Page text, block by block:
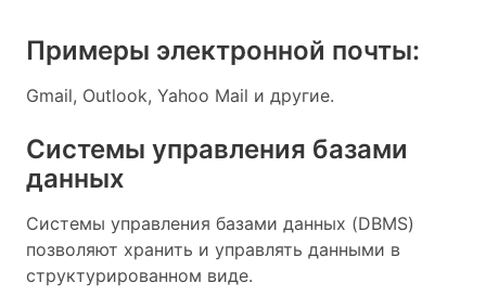
Примеры электронной почты:
Gmail, Outlook, Yahoo Mail и другие.
Системы управления базами
данных
Системы управления базами данных (DBMS)
позволяют хранить и управлять данными в
структурированном виде.